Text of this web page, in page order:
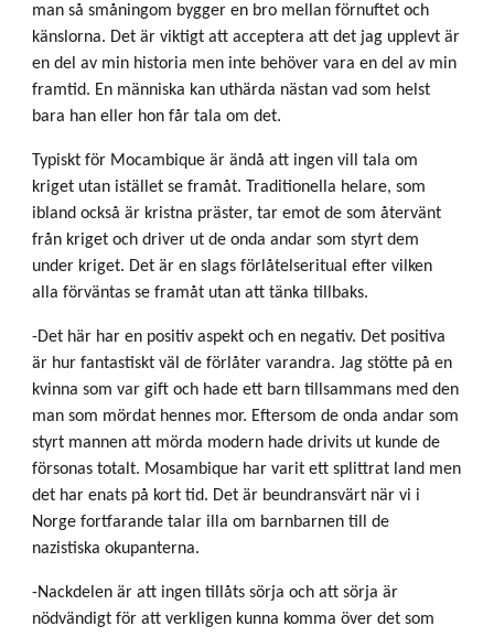
man så småningom bygger en bro mellan förnuftet och
känslorna. Det är viktigt att acceptera att det jag upplevt är
en del av min historia men inte behöver vara en del av min
framtid. En människa kan uthärda nästan vad som helst
bara han eller hon får tala om det.
Typiskt för Mocambique är ändå att ingen vill tala om
kriget utan istället se framåt. Traditionella helare, som
ibland också är kristna präster, tar emot de som återvänt
från kriget och driver ut de onda andar som styrt dem
under kriget. Det är en slags förlåtelseritual efter vilken
alla förväntas se framåt utan att tänka tillbaks.
-Det här har en positiv aspekt och en negativ. Det positiva
är hur fantastiskt väl de förlåter varandra. Jag stötte på en
kvinna som var gift och hade ett barn tillsammans med den
man som mördat hennes mor. Eftersom de onda andar som
styrt mannen att mörda modern hade drivits ut kunde de
försonas totalt. Mosambique har varit ett splittrat land men
det har enats på kort tid. Det är beundransvärt när vi i
Norge fortfarande talar illa om barnbarnen till de
nazistiska okupanterna.
-Nackdelen är att ingen tillåts sörja och att sörja är
nödvändigt för att verkligen kunna komma över det som